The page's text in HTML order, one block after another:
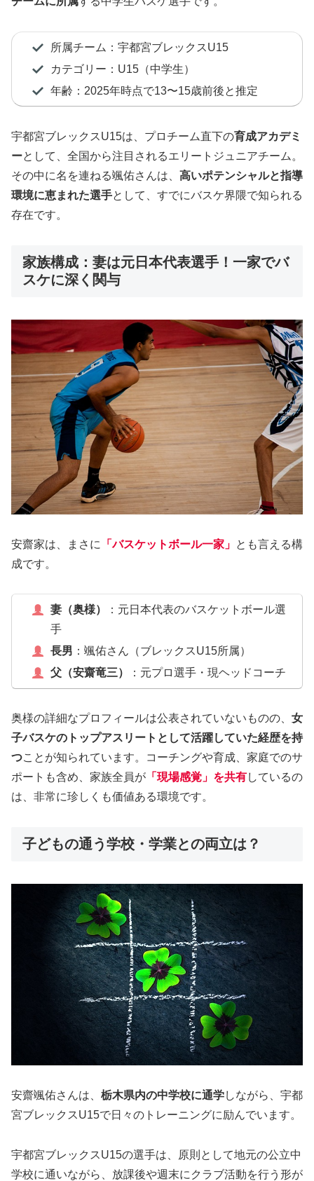
所属チーム：宇都宮ブレックスU15
カテゴリー：U15（中学生）
年齢：2025年時点で13〜15歳前後と推定
宇都宮ブレックスU15は、プロチーム直下の育成アカデミ
ーとして、全国から注目されるエリートジュニアチーム。
その中に名を連ねる颯佑さんは、 高いポテンシャルと指導
環境に恵まれた選手として、すでにバスケ界隈で知られる
存在です。
家族構成：妻は元日本代表選手！一家でバ
スケに深く関与
安齋家は、まさに 「バスケットボール一家」 とも言える構
成です。
妻（奥様）
：元日本代表のバスケットボール選
手
長男 ：颯佑さん（ブレックスU15所属）
父（安齋竜三）
：元プロ選手・現ヘッドコーチ
奥様の詳細なプロフィールは公表されていないものの、 女
子バスケのトップアスリートとして活躍していた経歴を持
つことが知られています。コーチングや育成、家庭でのサ
ポートも含め、家族全員が 「現場感覚」を共有しているの
は、非常に珍しくも価値ある環境です。
子どもの通う学校・学業との両立は？
安齋颯佑さんは、 栃木県内の中学校に通学しながら、宇都
宮ブレックスU15で日々のトレーニングに励んでいます。
宇都宮ブレックスU15の選手は、原則として地元の公立中
学校に通いながら、放課後や週末にクラブ活動を行う形が